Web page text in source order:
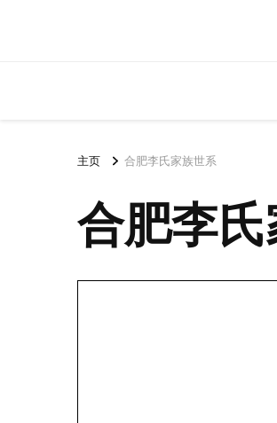
主页 合肥李氏家族世系
合肥李